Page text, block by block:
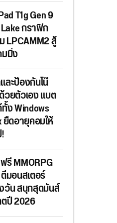
T1g Gen 9
กราฟิก
LPCAMM2 สู้
มิ่ง
ะป้องกันโน๊
ยตัวเอง แบต
ง Windows
ยืดอายุคอมให้
รี MMORPG
มอนสเตอร์
วัน สนุกสุดมันส์
ปี 2026